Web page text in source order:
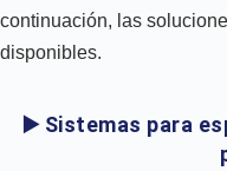
continuación, las
disponibles.
▶️ Sistemas para